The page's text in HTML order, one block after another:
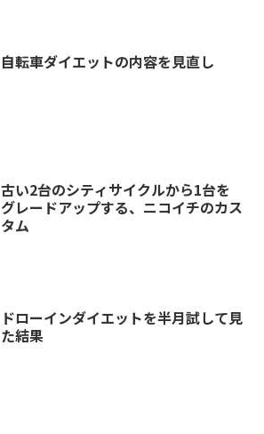
自転車ダイエットの内容を見直し
古い2台のシティサイクルから1台を
グレードアップする、ニコイチのカス
タム
ドローインダイエットを半月試して見
た結果